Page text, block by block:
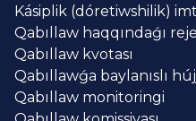
Kásiplik (dóretiwshilik)
Qabıllaw haqqındaǵı
Qabıllaw kvotası
Qabıllawǵa baylanıslı
Qabıllaw monitoringi